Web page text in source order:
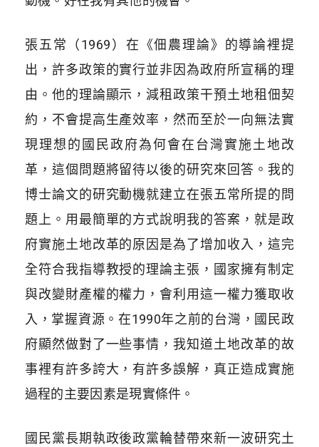
張五常（1969）在《佃農理論》的導論裡提
出，許多政策的實行並非因為政府所宣稱的理
由。他的理論顯示，減租政策干預土地租佃契
約，不會提高生產效率，然而至於一向無法實
現理想的國民政府為何會在台灣實施土地改
革，這個問題將留待以後的研究來回答。我的
博士論文的研究動機就建立在張五常所提的問
題上。用最簡單的方式說明我的答案，就是政
府實施土地改革的原因是為了增加收入，這完
全符合我指導教授的理論主張，國家擁有制定
與改變財產權的權力，會利用這一權力獲取收
入，掌握資源。在1990年之前的台灣，國民政
府顯然做對了一些事情，我知道土地改革的故
事裡有許多誇大，有許多誤解，真正造成實施
過程的主要因素是現實條件。
國民黨長期執政後政黨輪替帶來新一波研究土